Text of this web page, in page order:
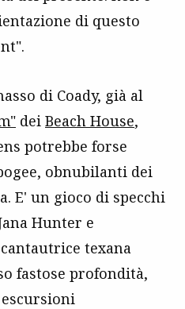
di questo
di Coady, già al
dei Beach House,
potrebbe forse
obnubilanti dei
E' un gioco di specchi
Hunter e
texana
fastose profondità,